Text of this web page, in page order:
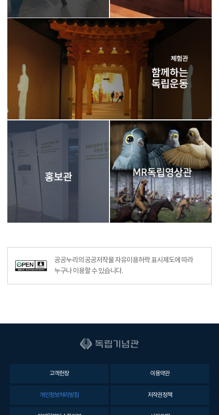
공공누리의 공공저작물 자유이용허락 표시제도에 따라
누구나 이용할 수 있습니다.
고객헌장 이용약관
개인정보처리방침 저작권정책